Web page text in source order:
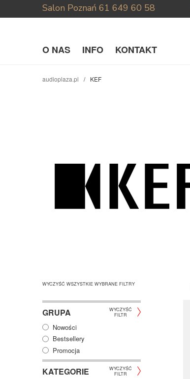
Salon Poznań 61 649 60 58
O NAS INFO KONTAKT
audioplaza.pl KEF
WYCZYŚĆ WSZYSTKIE WYBRANE FILTRY
GRUPA
WYCZYŚĆ
FILTR
Nowości
Bestsellery
Promocja
KATEGORIE
WYCZYŚĆ
FILTR